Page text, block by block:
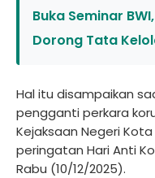
Buka Seminar
Dorong Tata
Hal itu disampaikan
pengganti perkara
Kejaksaan Negeri
peringatan Hari Anti
Rabu (10/12/2025).